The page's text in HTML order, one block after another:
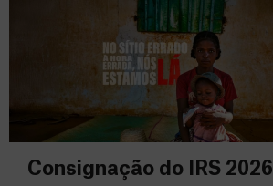
Consignação do IRS 2026